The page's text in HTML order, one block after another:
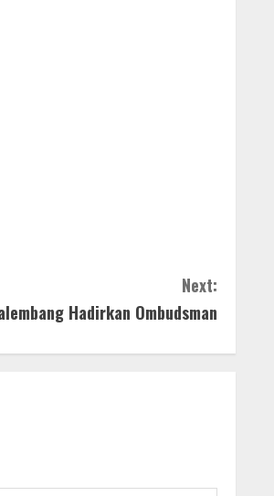
Next:
Hadirkan Ombudsman